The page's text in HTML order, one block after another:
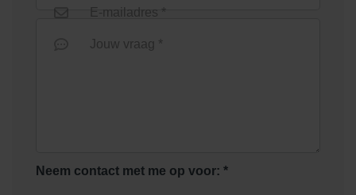
E-mailadres *
Jouw vraag *
Neem contact met me op voor: *